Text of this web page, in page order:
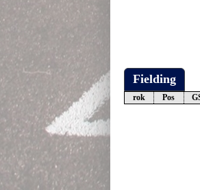
Fielding
rok Pos